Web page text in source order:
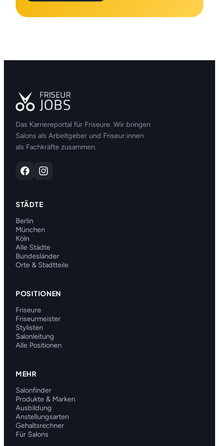
Das Karriereportal für Friseure. Wir bringen
Salons als Arbeitgeber und Friseur:innen
als Fachkräfte zusammen.
STÄDTE
Berlin
München
Köln
Alle Städte
Bundesländer
Orte & Stadtteile
POSITIONEN
Friseure
Friseurmeister
Stylisten
Salonleitung
Alle Positionen
MEHR
Salonfinder
Produkte & Marken
Ausbildung
Anstellungsarten
Gehaltsrechner
Für Salons